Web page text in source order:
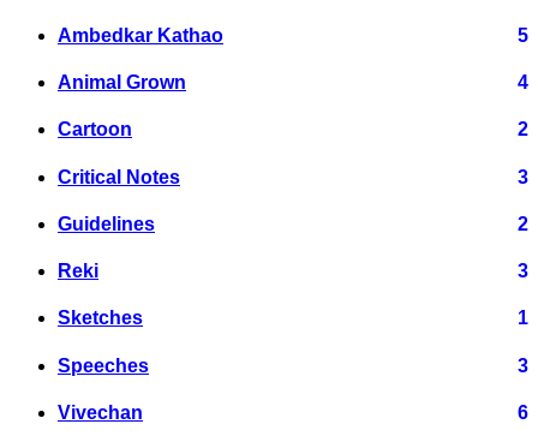
Ambedkar Kathao 5
Animal Grown 4
Cartoon 2
Critical Notes 3
Guidelines 2
Reki 3
Sketches 1
Speeches 3
Vivechan 6